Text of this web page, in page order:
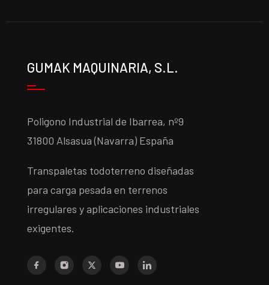
GUMAK MAQUINARIA, S.L.
Poligono Industrial de Ibarrea, nº9
31800 Alsasua (Navarra) España
Transpaletas todoterreno diseñadas
para carga pesada en terrenos
irregulares y aplicaciones industriales
exigentes.